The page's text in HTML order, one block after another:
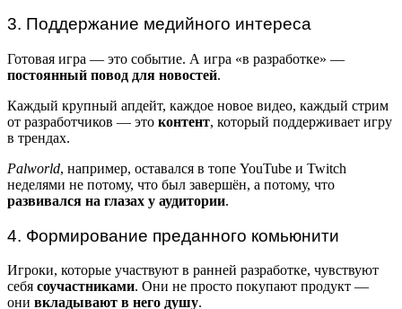
3. Поддержание медийного интереса
Готовая игра — это событие. А игра «в разработке» —
постоянный повод для новостей.
Каждый крупный апдейт, каждое новое видео, каждый стрим
от разработчиков — это контент, который поддерживает игру
в трендах.
Palworld, например, оставался в топе YouTube и Twitch
неделями не потому, что был завершён, а потому, что
развивался на глазах у аудитории.
4. Формирование преданного комьюнити
Игроки, которые участвуют в ранней разработке, чувствуют
себя соучастниками. Они не просто покупают продукт —
они вкладывают в него душу.